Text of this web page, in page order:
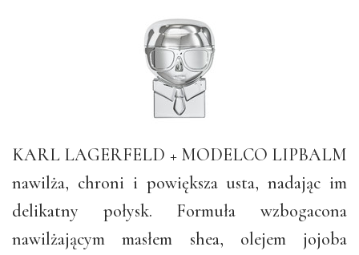
KARL LAGERFELD + MODELCO LIPBALM
nawilża, chroni i powiększa usta, nadając im
delikatny połysk. Formuła wzbogacona
nawilżającym masłem shea, olejem jojoba